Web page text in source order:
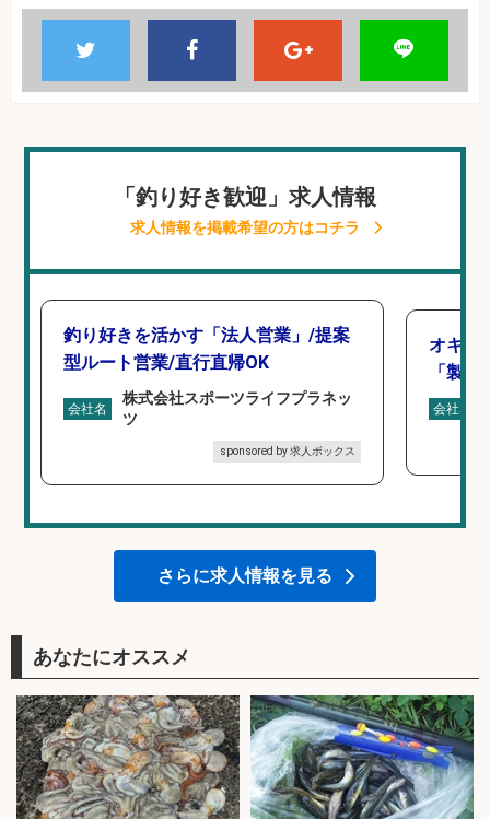
「釣り好き歓迎」求人情報
求人情報を掲載希望の方はコチラ
釣り好きを活かす「法人営業」/提案
型ルート営業/直行直帰OK
会社名
株式会社スポーツライフプラネッ
ツ
sponsored by 求人ボックス
オキア
「製
会社名
さらに求人情報を見る
あなたにオススメ